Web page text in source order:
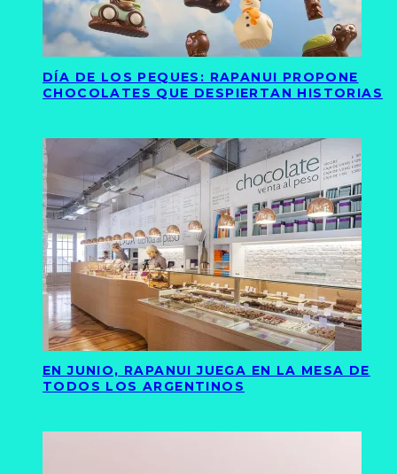
DÍA DE LOS PEQUES: RAPANUI PROPONE
CHOCOLATES QUE DESPIERTAN HISTORIAS
EN JUNIO, RAPANUI JUEGA EN LA MESA DE
TODOS LOS ARGENTINOS